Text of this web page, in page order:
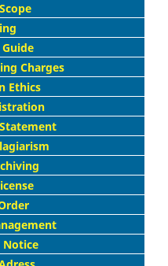
Charges
Ethics